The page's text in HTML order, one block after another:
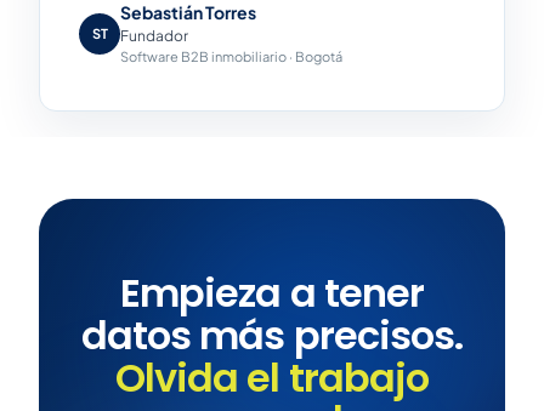
ST
Sebastián Torres
Fundador
Software B2B inmobiliario · Bogotá
Empieza a tener
datos más precisos.
Olvida el trabajo